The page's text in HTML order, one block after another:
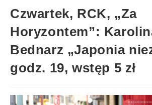
Czwartek, RCK, „Za
Horyzontem”:
Bednarz „Japonia
godz. 19, wstęp 5 zł